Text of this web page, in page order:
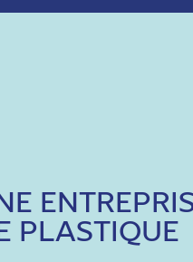
PLASTIQUE